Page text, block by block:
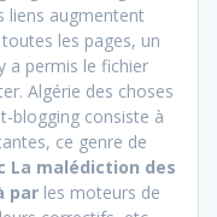
liens augmentent
les pages, un
a permis le fichier
Algérie des choses
blogging consiste à
ce genre de
La malédiction des
par les moteurs de